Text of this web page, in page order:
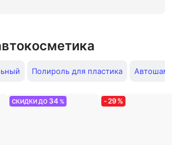
Полироль для пластика
СКИДКИ ДО 34 % -29 %